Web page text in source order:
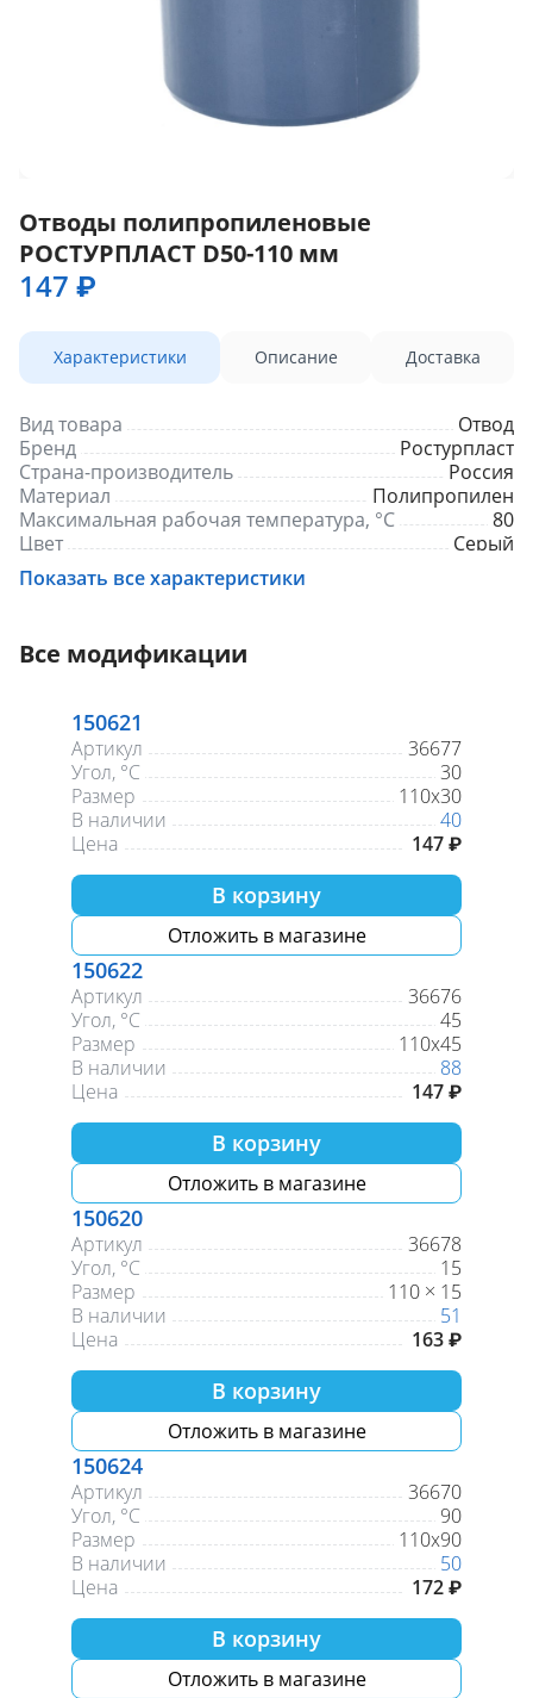
Отводы полипропиленовые
РОСТУРПЛАСТ D50-110 мм
147 ₽
Характеристики Описание Доставка
Вид товара
Отвод
Бренд
Ростурпласт
Страна-производитель
Россия
Материал
Полипропилен
Максимальная рабочая температура, °С
80
Цвет
Серый
Показать все характеристики
Все модификации
150621
Артикул
36677
Угол, °С
30
Размер
110х30
В наличии
40
Цена
147 ₽
В корзину
Отложить в магазине
150622
Артикул
36676
Угол, °С
45
Размер
110х45
В наличии
88
Цена
147 ₽
В корзину
Отложить в магазине
150620
Артикул
36678
Угол, °С
15
Размер
110 × 15
В наличии
51
Цена
163 ₽
В корзину
Отложить в магазине
150624
Артикул
36670
Угол, °С
90
Размер
110х90
В наличии
50
Цена
172 ₽
В корзину
Отложить в магазине